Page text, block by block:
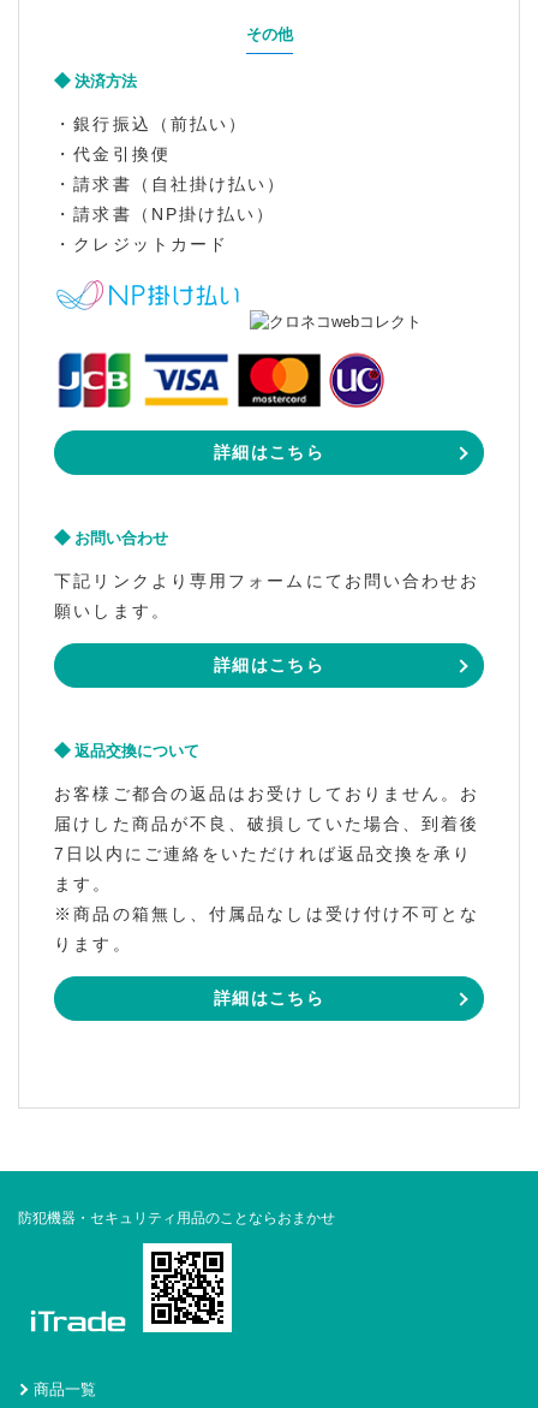
その他
決済方法
・銀行振込（前払い）
・代金引換便
・請求書（自社掛け払い）
・請求書（NP掛け払い）
・クレジットカード
詳細はこちら
お問い合わせ
下記リンクより専用フォームにてお問い合わせお
願いします。
詳細はこちら
返品交換について
お客様ご都合の返品はお受けしておりません。お
届けした商品が不良、破損していた場合、到着後
7日以内にご連絡をいただければ返品交換を承り
ます。
※商品の箱無し、付属品なしは受け付け不可とな
ります。
詳細はこちら
防犯機器・セキュリティ用品のことならおまかせ
商品一覧